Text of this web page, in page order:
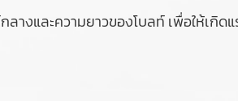
งและความยาวของโบลท์ เพื่อให้เกิ